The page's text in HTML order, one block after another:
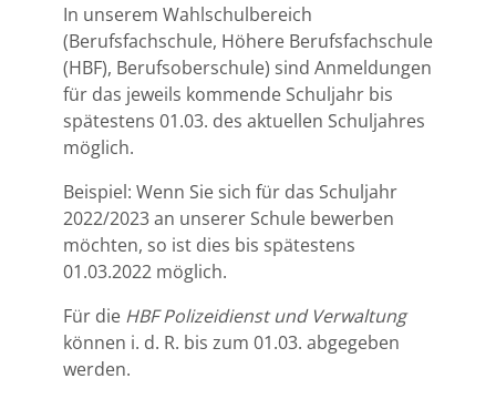
In unserem Wahlschulbereich
(Berufsfachschule, Höhere Berufsfachschule
(HBF), Berufsoberschule) sind Anmeldungen
für das jeweils kommende Schuljahr bis
spätestens 01.03. des aktuellen Schuljahres
möglich.
Beispiel: Wenn Sie sich für das Schuljahr
2022/2023 an unserer Schule bewerben
möchten, so ist dies bis spätestens
01.03.2022 möglich.
Für die HBF Polizeidienst und Verwaltung
können i. d. R. bis zum 01.03. abgegeben
werden.